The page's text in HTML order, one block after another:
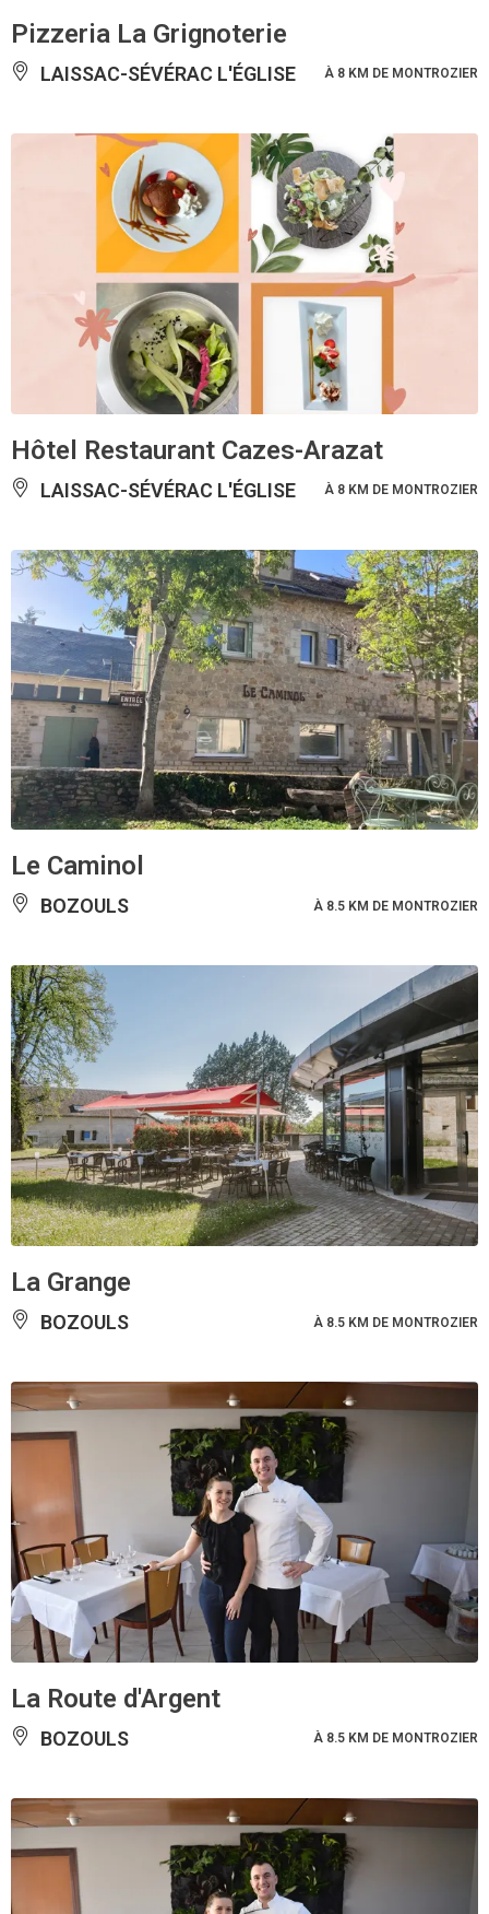
Pizzeria La Grignoterie
LAISSAC-SÉVÉRAC L'ÉGLISE À 8 KM DE MONTROZIER
Hôtel Restaurant Cazes-Arazat
LAISSAC-SÉVÉRAC L'ÉGLISE À 8 KM DE MONTROZIER
Le Caminol
BOZOULS À 8.5 KM DE MONTROZIER
La Grange
BOZOULS À 8.5 KM DE MONTROZIER
La Route d'Argent
BOZOULS À 8.5 KM DE MONTROZIER